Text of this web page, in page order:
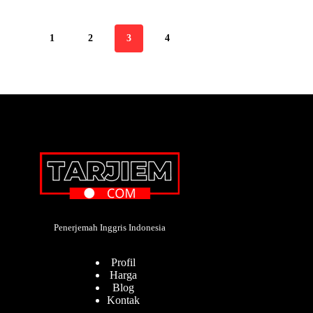
1 2 3 4
Penerjemah Inggris Indonesia
Profil
Harga
Blog
Kontak